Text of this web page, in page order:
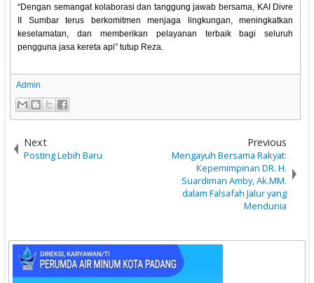
“Dengan semangat kolaborasi dan tanggung jawab bersama, KAI Divre
II Sumbar terus berkomitmen menjaga lingkungan, meningkatkan
keselamatan, dan memberikan pelayanan terbaik bagi seluruh
pengguna jasa kereta api” tutup Reza.
Admin
Next
Posting Lebih Baru
Previous
Mengayuh Bersama Rakyat:
Kepemimpinan DR. H.
Suardiman Amby, Ak.MM.
dalam Falsafah Jalur yang
Mendunia